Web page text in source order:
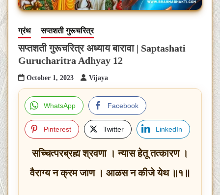
ग्रंथ सप्तशती गुरूचरित्र
सप्तशती गुरूचरित्र अध्याय बारावा | Saptashati
Gurucharitra Adhyay 12
October 1, 2023 Vijaya
WhatsApp Facebook
Pinterest Twitter LinkedIn
सच्चित्परब्रह्म श्रवणा । न्यास हेतू तत्कारण ।
वैराग्य न क्रम जाण । आळस न कीजे येथ ॥१॥